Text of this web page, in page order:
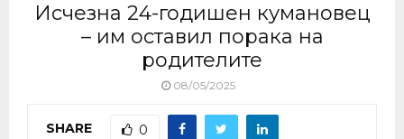
Исчезна 24-годишен кумановец
– им оставил порака на
родителите
08/05/2025
SHARE 0